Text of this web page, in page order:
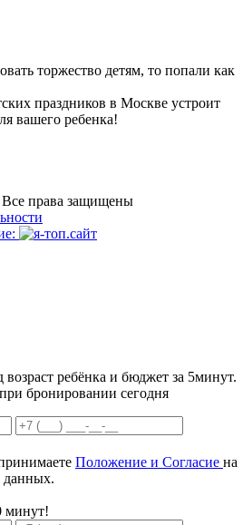
торжество детям, то попали как
праздников в Москве устроит
вашего ребенка!
права защищены
ребёнка и бюджет за 5минут.
бронировании сегодня
Положение и Согласие на
данных.
минут!